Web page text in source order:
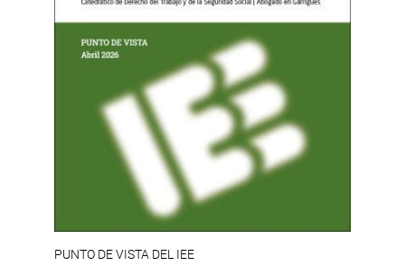
PUNTO DE VISTA DEL IEE